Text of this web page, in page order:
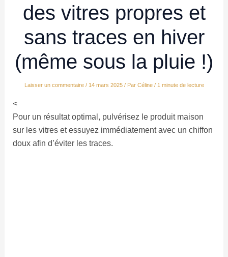
des vitres propres et
sans traces en hiver
(même sous la pluie !)
Laisser un commentaire / 14 mars 2025 / Par Céline / 1 minute de lecture
<
Pour un résultat optimal, pulvérisez le produit maison
sur les vitres et essuyez immédiatement avec un chiffon
doux afin d’éviter les traces.